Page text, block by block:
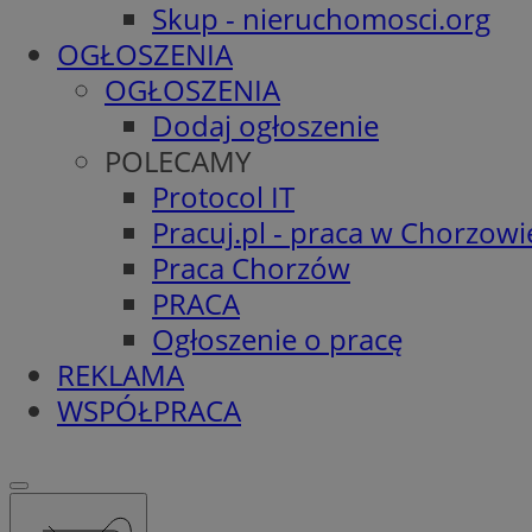
Skup - nieruchomosci.org
OGŁOSZENIA
OGŁOSZENIA
Dodaj ogłoszenie
POLECAMY
Protocol IT
Pracuj.pl - praca w
Praca Chorzów
PRACA
Ogłoszenie o pracę
REKLAMA
WSPÓŁPRACA